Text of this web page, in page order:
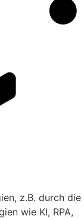
z.B. durch die
wie KI, RPA,